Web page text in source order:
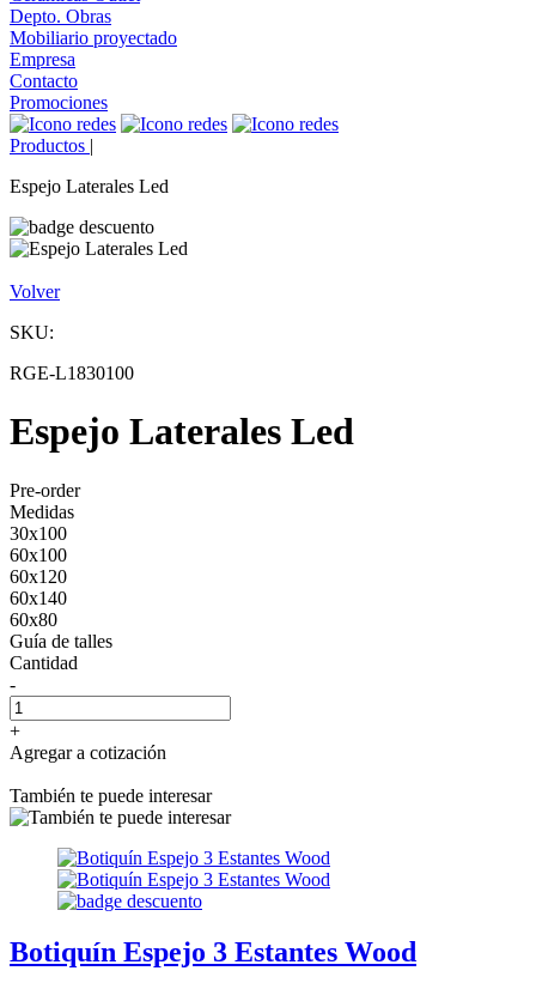
Depto. Obras
Mobiliario proyectado
Empresa
Contacto
Promociones
Productos |
Espejo Laterales Led
Volver
SKU:
RGE-L1830100
Espejo Laterales Led
Pre-order
Medidas
30x100
60x100
60x120
60x140
60x80
Guía de talles
Cantidad
-
+
Agregar a cotización
También te puede interesar
Botiquín Espejo 3 Estantes Wood